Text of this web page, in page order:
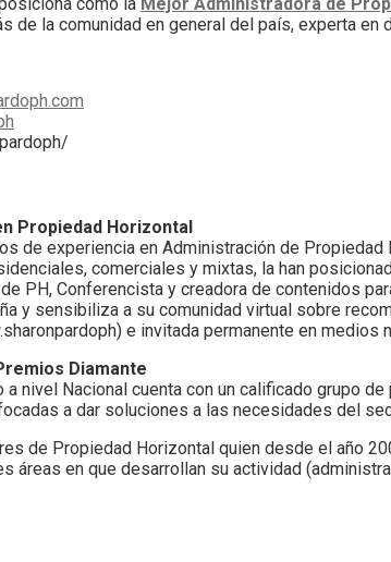
como la Mejor Administradora de
la comunidad en general del país, experta en
Propiedad Horizontal
de experiencia en Administración de
comerciales y mixtas, la han
PH, Conferencista y creadora de contenidos
y sensibiliza a su comunidad virtual sobre
e invitada permanente en
Diamante
nivel Nacional cuenta con un calificado grupo
a dar soluciones a las necesidades del
de Propiedad Horizontal quien desde el año
áreas en que desarrollan su actividad